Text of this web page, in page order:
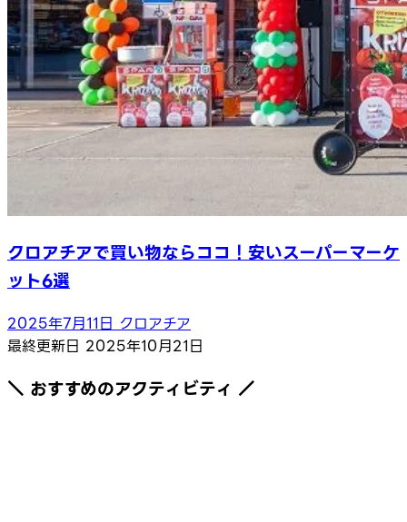
クロアチアで買い物ならココ！安いスーパーマーケ
ット6選
2025年7月11日 クロアチア
最終更新日 2025年10月21日
＼ おすすめのアクティビティ ／